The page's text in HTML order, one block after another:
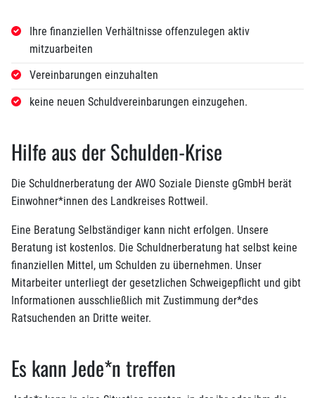
Ihre finanziellen Verhältnisse offenzulegen aktiv
mitzuarbeiten
Vereinbarungen einzuhalten
keine neuen Schuldvereinbarungen einzugehen.
Hilfe aus der Schulden-Krise
Die Schuldnerberatung der AWO Soziale Dienste gGmbH berät
Einwohner*innen des Landkreises Rottweil.
Eine Beratung Selbständiger kann nicht erfolgen. Unsere
Beratung ist kostenlos. Die Schuldnerberatung hat selbst keine
finanziellen Mittel, um Schulden zu übernehmen. Unser
Mitarbeiter unterliegt der gesetzlichen Schweigepflicht und gibt
Informationen ausschließlich mit Zustimmung der*des
Ratsuchenden an Dritte weiter.
Es kann Jede*n treffen